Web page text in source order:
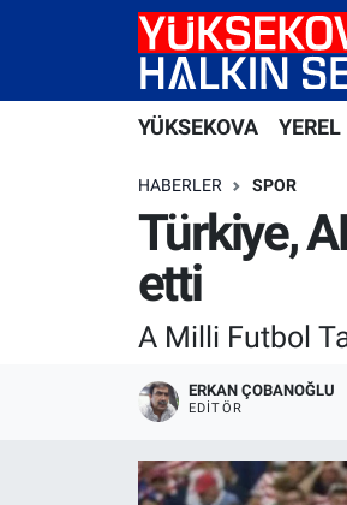
YÜKSEKOVA YEREL
HABERLER SPOR
Türkiye,
etti
A Milli Futbol
ERKAN ÇOBANOĞLU
EDITÖR
Yüksekova Nöbetçi Eczaneler
Yüksekova Trafik Yoğunluk
Süper Lig Puan Durumu ve
Tüm Manşetler
Son Dakika Haberleri
Haber Arşivi